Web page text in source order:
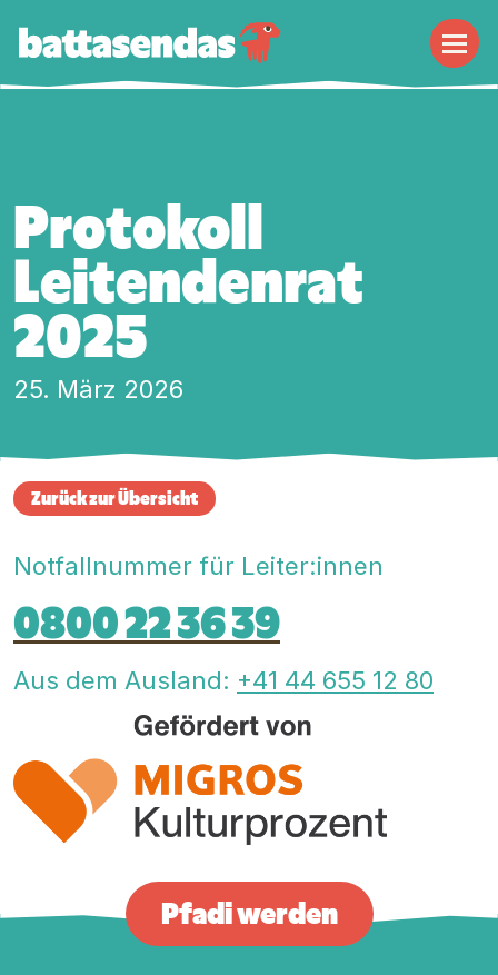
Protokoll
Leitendenrat
2025
25. März 2026
Zurück zur Übersicht
Notfallnummer für Leiter:innen
0800 22 36 39
Aus dem Ausland: +41 44 655 12 80
Pfadi werden